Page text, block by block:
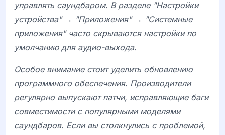
управлять саундбаром. В разделе "Настройки
устройства" → "Приложения" → "Системные
приложения" часто скрываются настройки по
умолчанию для аудио-выхода.
Особое внимание стоит уделить обновлению
программного обеспечения. Производители
регулярно выпускают патчи, исправляющие баги
совместимости с популярными моделями
саундбаров. Если вы столкнулись с проблемой,